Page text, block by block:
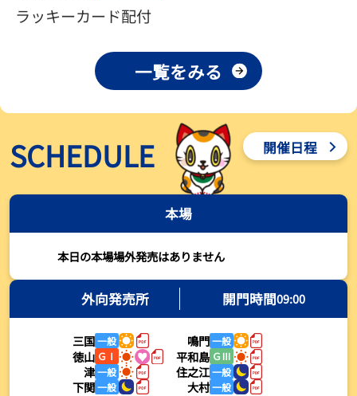
【ボートレース】荒木颯斗が地元唯一の優出！３号艇でデビュー初
Ｖ狙う「自分の好きな感じになっている」～とこなめルーキーＳ
【ボートレース】訓練中の大けが乗り越えデビューした宮崎心之介
が初Ｖ王手「１枠なら負けないと思います」～とこなめルーキーＳ
2026年08月03日
【常滑ボート・ルーキーＳ】津田陸翔はリング交換で気配一変「初
優勝目指して頑張ります」
【とこなめボート・岩瀬仁紀さんコラム】最後は塚越海斗に注目、
【ボートレース】荒木颯斗が地元勢でただ１人優出果たす「地元で
初優勝したい」／常滑 - 日刊スポーツ
2026年08月03日
【ボートレース】４枠で優出の塚越海斗が強気節「攻めていくレー
スをします」／常滑 - 日刊スポーツ
2026年08月03日
ラッキーカード配付
一覧をみる
SCHEDULE 開催日程
本場
本日の本場場外発売はありません
外向発売所 開門時間09:00
三国一般 鳴門一般
徳山 ＧⅠ 平和島 ＧⅢ
津一般 住之江一般
下関一般 大村一般